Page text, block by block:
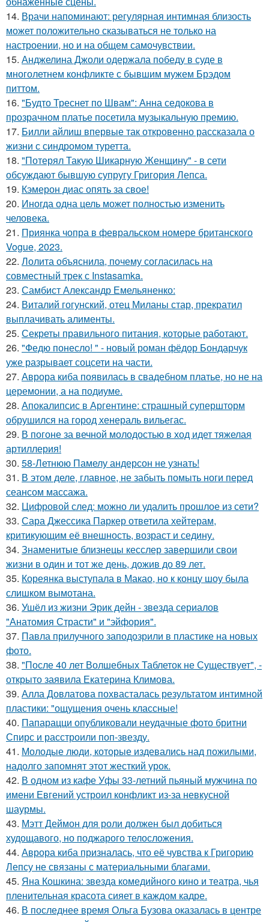
14. Врачи напоминают: регулярная интимная близость
может положительно сказываться не только на
настроении, но и на общем самочувствии.
15. Анджелина Джоли одержала победу в суде в
многолетнем конфликте с бывшим мужем Брэдом
питтом.
16. "Будто Треснет по Швам": Анна седокова в
прозрачном платье посетила музыкальную премию.
17. Билли айлиш впервые так откровенно рассказала о
жизни с синдромом туретта.
18. "Потерял Такую Шикарную Женщину" - в сети
обсуждают бывшую супругу Григория Лепса.
19. Кэмерон диас опять за свое!
20. Иногда одна цель может полностью изменить
человека.
21. Приянка чопра в февральском номере британского
Vogue, 2023.
22. Лолита объяснила, почему согласилась на
совместный трек с Instasamka.
23. Самбист Александр Емельяненко:
24. Виталий гогунский, отец Миланы стар, прекратил
выплачивать алименты.
25. Секреты правильного питания, которые работают.
26. "Федю понесло! " - новый роман фёдор Бондарчук
уже разрывает соцсети на части.
27. Аврора киба появилась в свадебном платье, но не на
церемонии, а на подиуме.
28. Апокалипсис в Аргентине: страшный супершторм
обрушился на город хенераль вильегас.
29. В погоне за вечной молодостью в ход идет тяжелая
артиллерия!
30. 58-Летнюю Памелу андерсон не узнать!
31. В этом деле, главное, не забыть помыть ноги перед
сеансом массажа.
32. Цифровой след: можно ли удалить прошлое из сети?
33. Сара Джессика Паркер ответила хейтерам,
критикующим её внешность, возраст и седину.
34. Знаменитые близнецы кесслер завершили свои
жизни в один и тот же день, дожив до 89 лет.
35. Кореянка выступала в Макао, но к концу шоу была
слишком вымотана.
36. Ушёл из жизни Эрик дейн - звезда сериалов
"Анатомия Страсти" и "эйфория".
37. Павла прилучного заподозрили в пластике на новых
фото.
38. "После 40 лет Волшебных Таблеток не Существует", -
открыто заявила Екатерина Климова.
39. Алла Довлатова похвасталась результатом интимной
пластики: "ощущения очень классные!
40. Папарацци опубликовали неудачные фото бритни
Спирс и расстроили поп-звезду.
41. Молодые люди, которые издевались над пожилыми,
надолго запомнят этот жесткий урок.
42. В одном из кафе Уфы 33-летний пьяный мужчина по
имени Евгений устроил конфликт из-за невкусной
шаурмы.
43. Мэтт Деймон для роли должен был добиться
худощавого, но поджарого телосложения.
44. Аврора киба призналась, что её чувства к Григорию
Лепсу не связаны с материальными благами.
45. Яна Кошкина: звезда комедийного кино и театра, чья
пленительная красота сияет в каждом кадре.
46. В последнее время Ольга Бузова оказалась в центре